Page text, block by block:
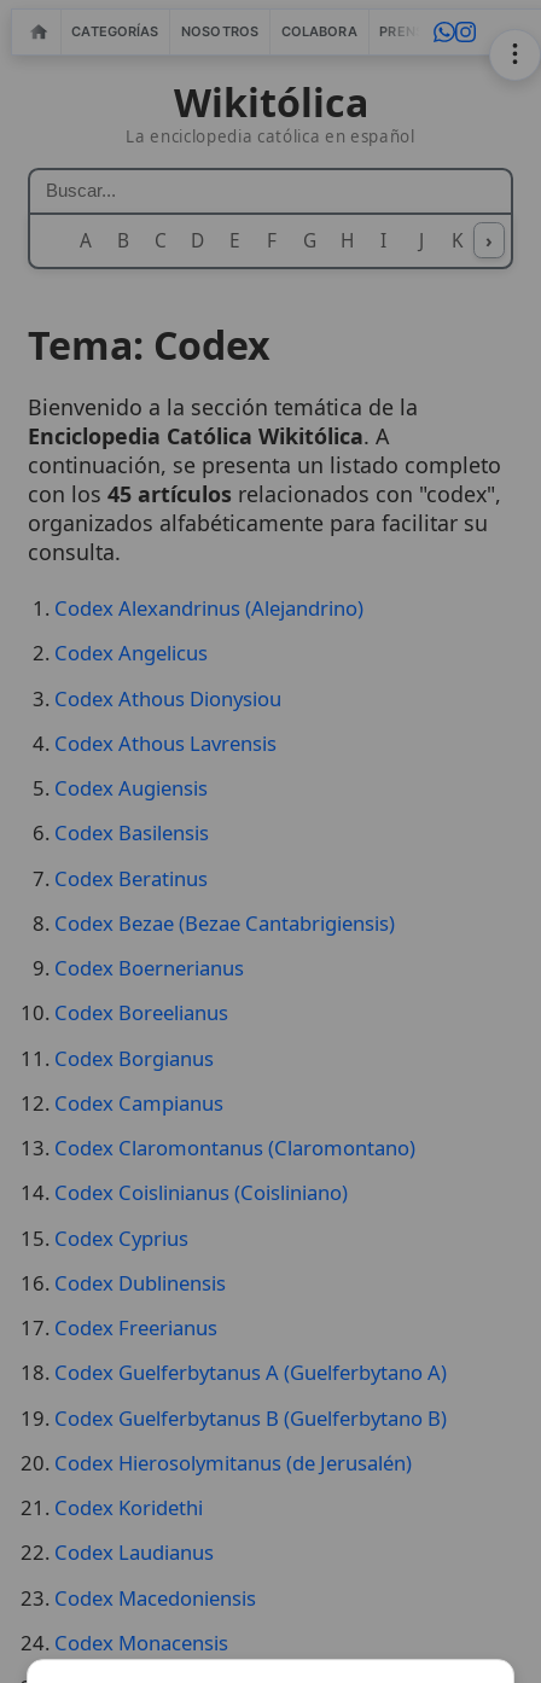
CATEGORÍAS NOSOTROS COLABORA PRENSA WEBMASTERS
Wikitólica
La enciclopedia católica en español
A B C D E F G H I J K L M
›
Enciclopedia Católica Wikitólica. A
continuación, se presenta un listado completo
con los45 artículosrelacionados con "codex",
organizados alfabéticamente para facilitar su
consulta.
Codex Alexandrinus (Alejandrino)
Codex Basilensis
Codex Beratinus
Codex Bezae (Bezae Cantabrigiensis)
Codex Boernerianus
Codex Boreelianus
Codex Borgianus
Codex Campianus
Codex Freerianus
Codex Guelferbytanus A (Guelferbytano A)
Codex Guelferbytanus B (Guelferbytano B)
Codex Hierosolymitanus (de Jerusalén)
Codex Koridethi
Codex Laudianus
Codex Macedoniensis
Codex Nanianus
🙏 Bienvenido a Wikitólica
Esta enciclopedia es un recurso privado de referencia sin
Escritura ni a los documentos oficiales de la Iglesia y está
destinada únicamente a la estudio personal. El borrador de